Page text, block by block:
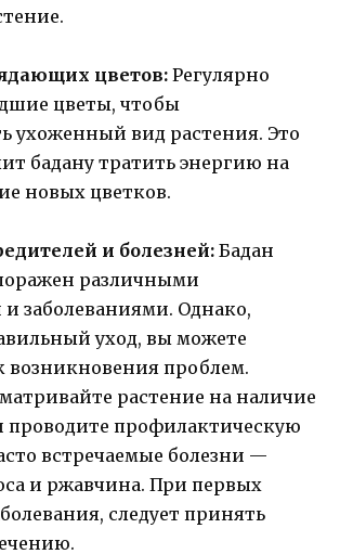
цветов: Регулярно
цветы, чтобы
ухоженный вид растения. Это
бадану тратить энергию на
новых цветков.
и болезней: Бадан
различными
заболеваниями. Однако,
уход, вы можете
возникновения проблем.
растение на наличие
проводите профилактическую
встречаемые болезни —
и ржавчина. При первых
следует принять